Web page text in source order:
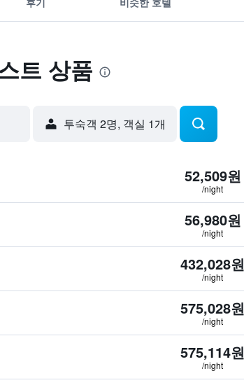
트 상품
​투숙객 2​명, ​객실 1개
52,509원
/night
56,980원
/night
432,028원
/night
575,028원
/night
575,114원
/night